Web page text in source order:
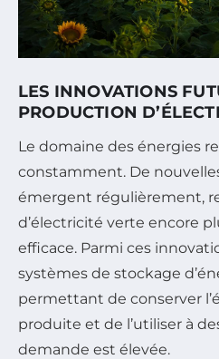
LES INNOVATIONS
PRODUCTION
Le domaine des énergies
constamment. De
émergent régulièrement,
d’électricité verte encore
efficace. Parmi ces
systèmes de stockage
permettant de conserver
produite et de l’utiliser à
demande est élevée.